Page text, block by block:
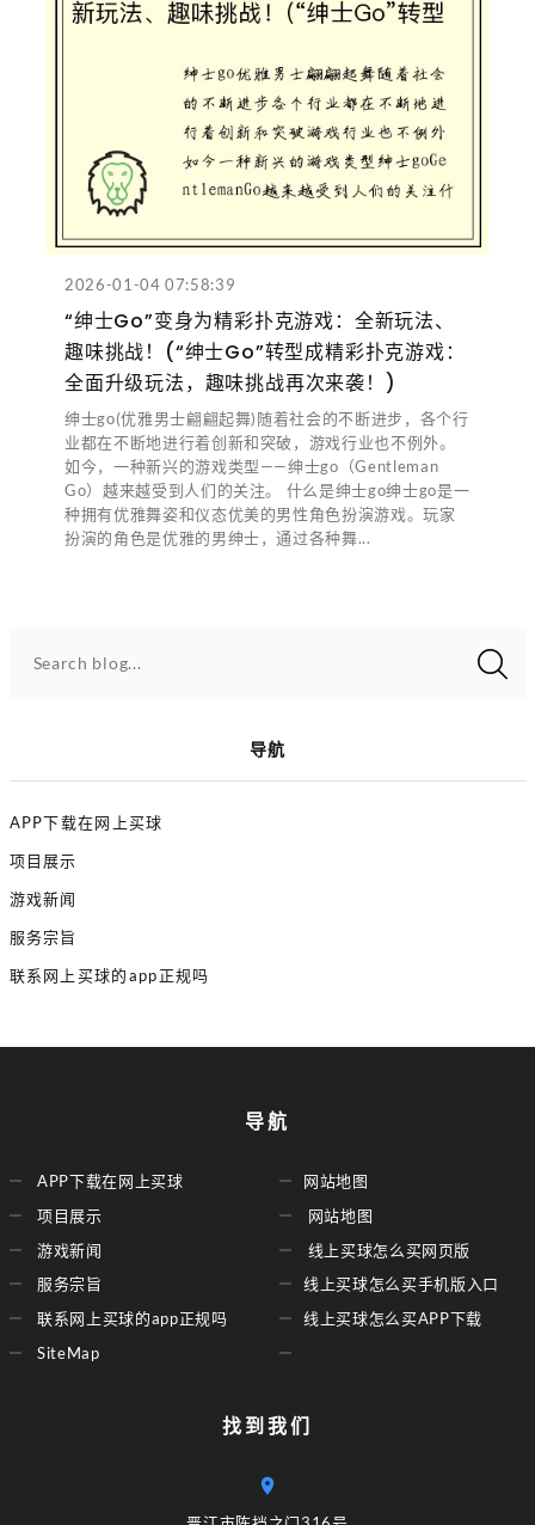
2026-01-04 07:58:39
“绅士Go”变身为精彩扑克游戏：全新玩法、
趣味挑战！(“绅士Go”转型成精彩扑克游戏：
全面升级玩法，趣味挑战再次来袭！)
绅士go(优雅男士翩翩起舞)随着社会的不断进步，各个行
业都在不断地进行着创新和突破，游戏行业也不例外。
如今，一种新兴的游戏类型——绅士go（Gentleman
Go）越来越受到人们的关注。 什么是绅士go绅士go是一
种拥有优雅舞姿和仪态优美的男性角色扮演游戏。玩家
扮演的角色是优雅的男绅士，通过各种舞...
Search blog...
导航
APP下载在网上买球
项目展示
游戏新闻
服务宗旨
联系网上买球的app正规吗
导航
APP下载在网上买球
项目展示
游戏新闻
服务宗旨
联系网上买球的app正规吗
SiteMap
网站地图
网站地图
线上买球怎么买网页版
线上买球怎么买手机版入口
线上买球怎么买APP下载
找到我们